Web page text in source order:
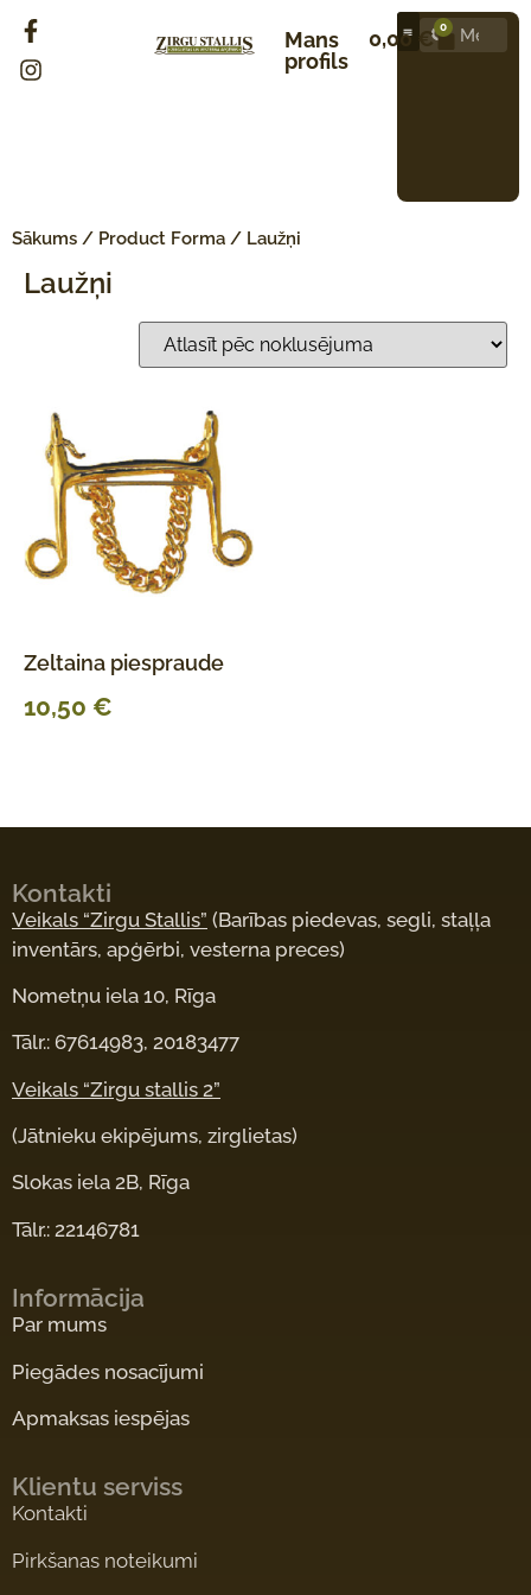
Mans
profils
0,00 € 0
Sākums / Product Forma / Laužņi
Laužņi
Zeltaina piespraude
10,50 €
Kontakti
Veikals “Zirgu Stallis” (Barības piedevas, segli, staļļa
inventārs, apģērbi, vesterna preces)
Nometņu iela 10, Rīga
Tālr.: 67614983, 20183477
Veikals “Zirgu stallis 2”
(Jātnieku ekipējums, zirglietas)
Slokas iela 2B, Rīga
Tālr.: 22146781
Informācija
Par mums
Piegādes nosacījumi
Apmaksas iespējas
Klientu serviss
Kontakti
Pirkšanas noteikumi